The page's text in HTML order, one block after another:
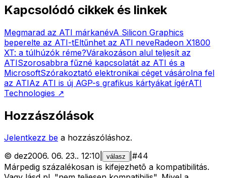
Kapcsolódó cikkek és linkek
Megmarad az ATI márkanévA Silicon Graphics
beperelte az ATI-tEltűnhet az ATI neveRadeon X1800
XT: a túlhúzók réme?Várakozáson alul teljesít az
ATISzorosabbra fűzné kapcsolatát az ATI és a
MicrosoftSzórakoztató elektronikai céget vásárolna fel
az ATIAz ATI is új AGP-s grafikus kártyákat ígérATI
Technologies ↗
Hozzászólások
Jelentkezz be a hozzászóláshoz.
© dez2006. 06. 23.. 12:10 válasz #44
Márpedig százalékosan is kifejezhetõ a kompatibilitás.